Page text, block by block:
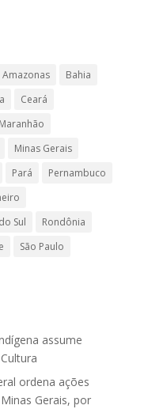
Amazonas
Bahia
Ceará
Maranhão
Minas Gerais
Pará
Pernambuco
Sul
Rondônia
São Paulo
assume
ordena ações
Gerais, por